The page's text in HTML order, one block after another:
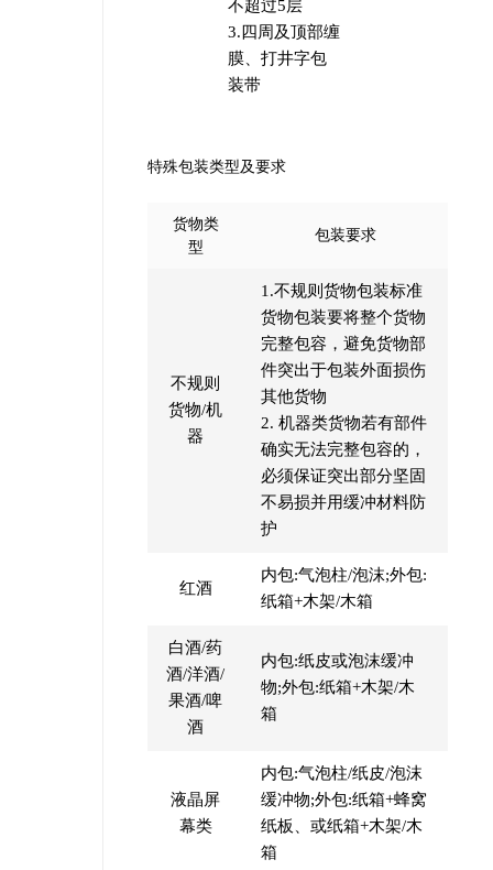
不超过5层
3.四周及顶部缠
膜、打井字包
装带
特殊包装类型及要求
货物类
型
包装要求
不规则
货物/机
器
1.不规则货物包装标准
货物包装要将整个货物
完整包容，避免货物部
件突出于包装外面损伤
其他货物
2. 机器类货物若有部件
确实无法完整包容的，
必须保证突出部分坚固
不易损并用缓冲材料防
护
红酒
内包:气泡柱/泡沫;外包:
纸箱+木架/木箱
白酒/药
酒/洋酒/
果酒/啤
酒
内包:纸皮或泡沫缓冲
物;外包:纸箱+木架/木
箱
液晶屏
幕类
内包:气泡柱/纸皮/泡沫
缓冲物;外包:纸箱+蜂窝
纸板、或纸箱+木架/木
箱